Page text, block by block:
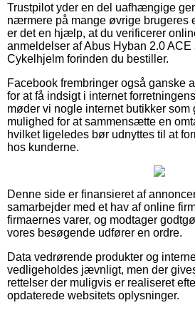
Trustpilot yder en del uafhængige
nærmere på mange øvrige brugeres
er det en hjælp, at du verificerer
anmeldelser af Abus Hyban 2.0
Cykelhjelm forinden du bestiller.
Facebook frembringer også ganske
for at få indsigt i internet
møder vi nogle internet butikker som
mulighed for at sammensætte en
hvilket ligeledes bør udnyttes til at
hos kunderne.
Denne side er finansieret af
samarbejder med et hav af online
firmaernes varer, og modtager
vores besøgende udfører en ordre.
Data vedrørende produkter og
vedligeholdes jævnligt, men der
rettelser der muligvis er realiseret
opdaterede websitets oplysninger.